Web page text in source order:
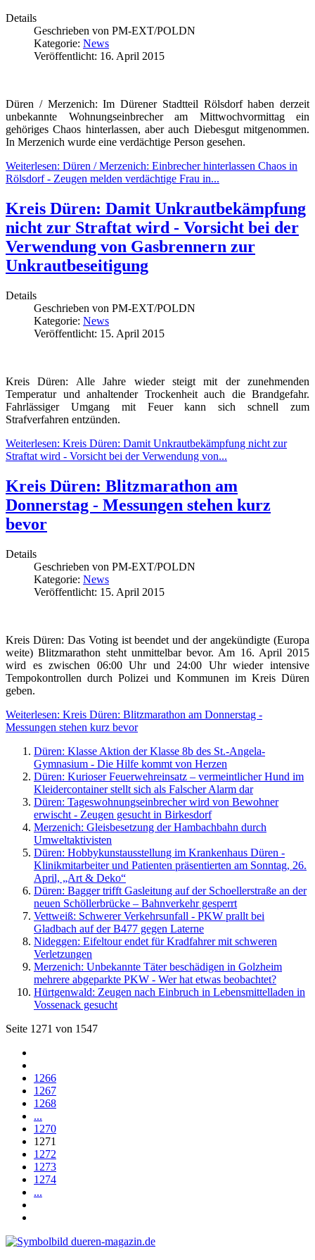
Details
Geschrieben von PM-EXT/POLDN
Kategorie: News
Veröffentlicht: 16. April 2015
Düren / Merzenich: Im Dürener Stadtteil Rölsdorf haben derzeit
unbekannte Wohnungseinbrecher am Mittwochvormittag ein
gehöriges Chaos hinterlassen, aber auch Diebesgut mitgenommen.
In Merzenich wurde eine verdächtige Person gesehen.
Weiterlesen: Düren / Merzenich: Einbrecher hinterlassen Chaos in
Rölsdorf - Zeugen melden verdächtige Frau in...
Kreis Düren: Damit Unkrautbekämpfung
nicht zur Straftat wird - Vorsicht bei der
Verwendung von Gasbrennern zur
Unkrautbeseitigung
Details
Geschrieben von PM-EXT/POLDN
Kategorie: News
Veröffentlicht: 15. April 2015
Kreis Düren: Alle Jahre wieder steigt mit der zunehmenden
Temperatur und anhaltender Trockenheit auch die Brandgefahr.
Fahrlässiger Umgang mit Feuer kann sich schnell zum
Strafverfahren entzünden.
Weiterlesen: Kreis Düren: Damit Unkrautbekämpfung nicht zur
Straftat wird - Vorsicht bei der Verwendung von...
Kreis Düren: Blitzmarathon am
Donnerstag - Messungen stehen kurz
bevor
Details
Geschrieben von PM-EXT/POLDN
Kategorie: News
Veröffentlicht: 15. April 2015
Kreis Düren: Das Voting ist beendet und der angekündigte (Europa
weite) Blitzmarathon steht unmittelbar bevor. Am 16. April 2015
wird es zwischen 06:00 Uhr und 24:00 Uhr wieder intensive
Tempokontrollen durch Polizei und Kommunen im Kreis Düren
geben.
Weiterlesen: Kreis Düren: Blitzmarathon am Donnerstag -
Messungen stehen kurz bevor
Düren: Klasse Aktion der Klasse 8b des St.-Angela-
Gymnasium - Die Hilfe kommt von Herzen
Düren: Kurioser Feuerwehreinsatz – vermeintlicher Hund im
Kleidercontainer stellt sich als Falscher Alarm dar
Düren: Tageswohnungseinbrecher wird von Bewohner
erwischt - Zeugen gesucht in Birkesdorf
Merzenich: Gleisbesetzung der Hambachbahn durch
Umweltaktivisten
Düren: Hobbykunstausstellung im Krankenhaus Düren -
Klinikmitarbeiter und Patienten präsentierten am Sonntag, 26.
April, „Art & Deko“
Düren: Bagger trifft Gasleitung auf der Schoellerstraße an der
neuen Schöllerbrücke – Bahnverkehr gesperrt
Vettweiß: Schwerer Verkehrsunfall - PKW prallt bei
Gladbach auf der B477 gegen Laterne
Nideggen: Eifeltour endet für Kradfahrer mit schweren
Verletzungen
Merzenich: Unbekannte Täter beschädigen in Golzheim
mehrere abgeparkte PKW - Wer hat etwas beobachtet?
Hürtgenwald: Zeugen nach Einbruch in Lebensmittelladen in
Vossenack gesucht
Seite 1271 von 1547
1266
1267
1268
...
1270
1271
1272
1273
1274
...